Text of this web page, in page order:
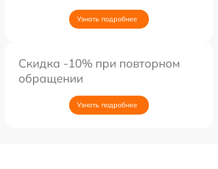
Узнать подробнее
Скидка -10% при повторном
обращении
Узнать подробнее